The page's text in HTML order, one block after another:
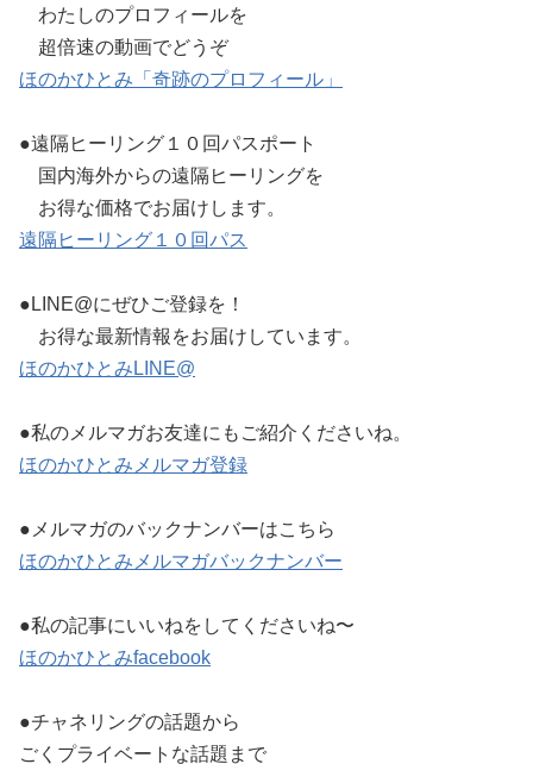
わたしのプロフィールを
超倍速の動画でどうぞ
ほのかひとみ「奇跡のプロフィール」
●遠隔ヒーリング１０回パスポート
国内海外からの遠隔ヒーリングを
お得な価格でお届けします。
遠隔ヒーリング１０回パス
●LINE@にぜひご登録を！
お得な最新情報をお届けしています。
ほのかひとみLINE@
●私のメルマガお友達にもご紹介くださいね。
ほのかひとみメルマガ登録
●メルマガのバックナンバーはこちら
ほのかひとみメルマガバックナンバー
●私の記事にいいねをしてくださいね〜
ほのかひとみfacebook
●チャネリングの話題から
ごくプライベートな話題まで